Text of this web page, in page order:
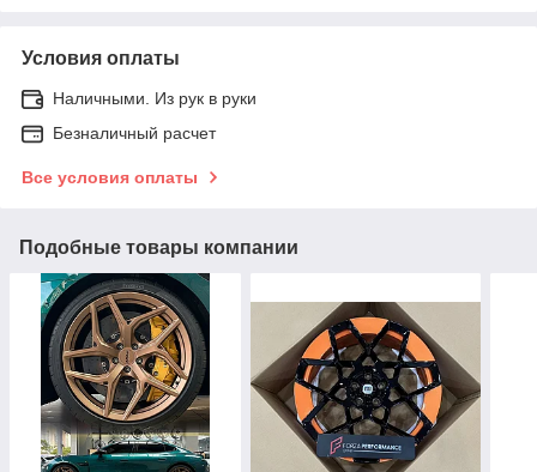
Условия оплаты
Наличными. Из рук в руки
Безналичный расчет
Все условия оплаты
Подобные товары компании